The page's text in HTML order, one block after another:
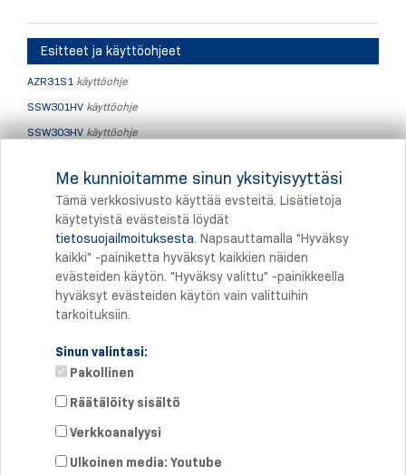
Esitteet ja käyttöohjeet
AZR31S1 käyttöohje
SSW301HV käyttöohje
SSW303HV käyttöohje
SRB-E-402FWS-TSkäyttöohje
Tulostus
Suora yhteys
Puhelin: +358 46 8757704
Me kunnioitamme sinun yksityisyyttäsi
Tämä verkkosivusto käyttää evsteitä. Lisätietoja
käytetyistä evästeistä löydät
tietosuojailmoituksesta. Napsauttamalla "Hyväksy
kaikki" -painiketta hyväksyt kaikkien näiden
evästeiden käytön. "Hyväksy valittu" -painikkeella
hyväksyt evästeiden käytön vain valittuihin
tarkoituksiin.
Sinun valintasi:
Pakollinen
Räätälöity sisältö
Verkkoanalyysi
Ulkoinen media: Youtube